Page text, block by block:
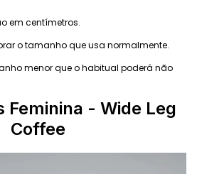
em centímetros.
o tamanho que usa normalmente.
menor que o habitual poderá não
Feminina - Wide Leg
Coffee